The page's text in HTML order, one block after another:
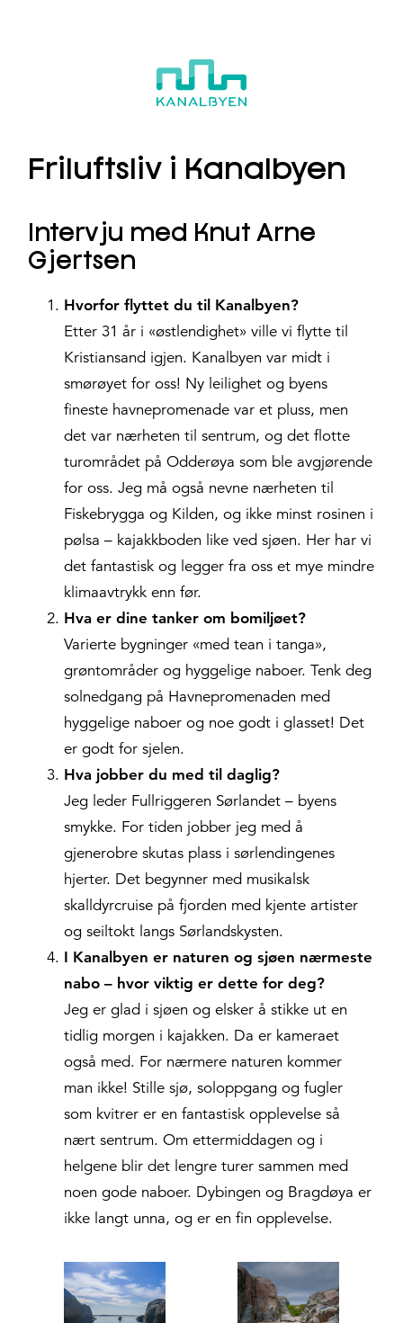
Friluftsliv i Kanalbyen
Intervju med Knut Arne
Gjertsen
Hvorfor flyttet du til Kanalbyen?
Etter 31 år i «østlendighet» ville vi flytte til
Kristiansand igjen. Kanalbyen var midt i
smørøyet for oss! Ny leilighet og byens
fineste havnepromenade var et pluss, men
det var nærheten til sentrum, og det flotte
turområdet på Odderøya som ble avgjørende
for oss. Jeg må også nevne nærheten til
Fiskebrygga og Kilden, og ikke minst rosinen i
pølsa – kajakkboden like ved sjøen. Her har vi
det fantastisk og legger fra oss et mye mindre
klimaavtrykk enn før.
Hva er dine tanker om bomiljøet?
Varierte bygninger «med tean i tanga»,
grøntområder og hyggelige naboer. Tenk deg
solnedgang på Havnepromenaden med
hyggelige naboer og noe godt i glasset! Det
er godt for sjelen.
Hva jobber du med til daglig?
Jeg leder Fullriggeren Sørlandet – byens
smykke. For tiden jobber jeg med å
gjenerobre skutas plass i sørlendingenes
hjerter. Det begynner med musikalsk
skalldyrcruise på fjorden med kjente artister
og seiltokt langs Sørlandskysten.
I Kanalbyen er naturen og sjøen nærmeste
nabo – hvor viktig er dette for deg?
Jeg er glad i sjøen og elsker å stikke ut en
tidlig morgen i kajakken. Da er kameraet
også med. For nærmere naturen kommer
man ikke! Stille sjø, soloppgang og fugler
som kvitrer er en fantastisk opplevelse så
nært sentrum. Om ettermiddagen og i
helgene blir det lengre turer sammen med
noen gode naboer. Dybingen og Bragdøya er
ikke langt unna, og er en fin opplevelse.